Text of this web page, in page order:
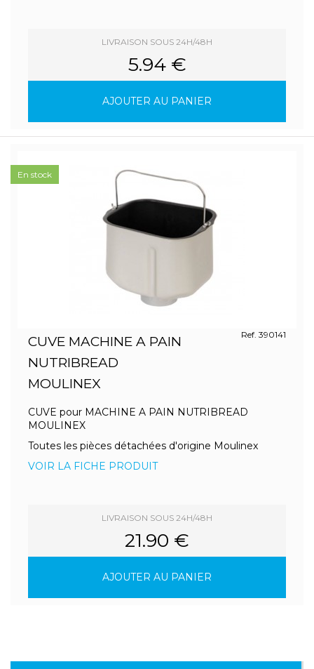
LIVRAISON SOUS 24H/48H
5.94 €
AJOUTER AU PANIER
CUVE MACHINE A PAIN
NUTRIBREAD
MOULINEX
Ref. 390141
CUVE pour MACHINE A PAIN NUTRIBREAD
MOULINEX
Toutes les pièces détachées d'origine Moulinex
VOIR LA FICHE PRODUIT
LIVRAISON SOUS 24H/48H
21.90 €
AJOUTER AU PANIER
En stock